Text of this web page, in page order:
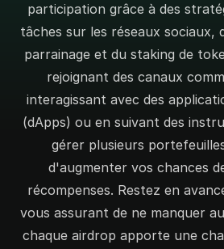
participation grâce à des
tâches sur les réseaux sociaux,
parrainage et du staking de
rejoignant des canaux
interagissant avec des
(dApps) ou en suivant des
gérer plusieurs
d'augmenter vos chances
récompenses. Restez en
vous assurant de ne manquer
chaque airdrop apporte une